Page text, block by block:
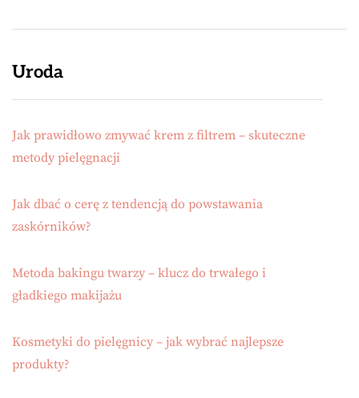
Uroda
Jak prawidłowo zmywać krem z filtrem – skuteczne
metody pielęgnacji
Jak dbać o cerę z tendencją do powstawania
zaskórników?
Metoda bakingu twarzy – klucz do trwałego i
gładkiego makijażu
Kosmetyki do pielęgnicy – jak wybrać najlepsze
produkty?